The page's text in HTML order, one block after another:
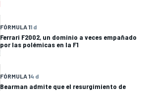
FÓRMULA 11 d
Ferrari F2002, un dominio a veces empañado
por las polémicas en la F1
FÓRMULA 14 d
Bearman admite que el resurgimiento de